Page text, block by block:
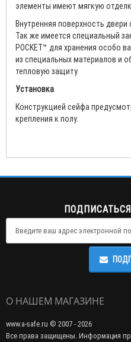
элементы имеют мягкую
Внутренняя поверхность
Так же имеется специальный
POCKET™ для хранения особо
из специальных материалов и
тепловую защиту.
Установка
Конструкцией сейфа
крепления к полу.
О НАШЕМ МАГАЗИНЕ
www.a-safe.ru © 2007 - 2026
Все права защищены. Информация